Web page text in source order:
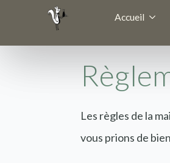
Accueil
Les règles de la
vous prions de